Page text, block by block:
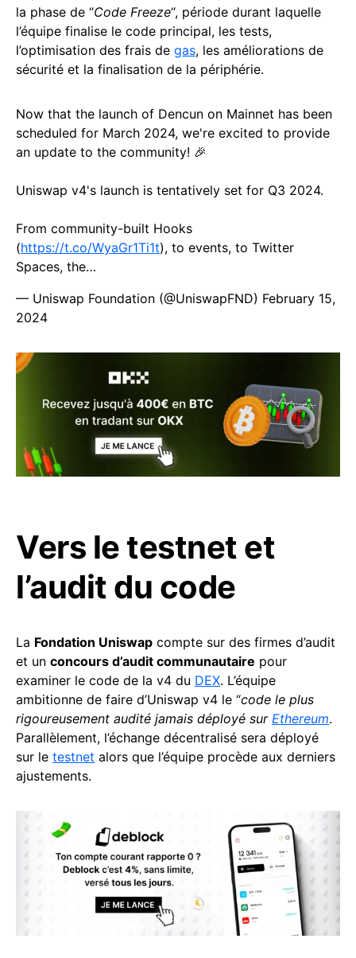
la phase de “Code Freeze“, période durant laquelle
l’équipe finalise le code principal, les tests,
l’optimisation des frais de gas, les améliorations de
sécurité et la finalisation de la périphérie.
Now that the launch of Dencun on Mainnet has been
scheduled for March 2024, we're excited to provide
an update to the community! 🎉
Uniswap v4's launch is tentatively set for Q3 2024.
From community-built Hooks
(https://t.co/WyaGr1Ti1t), to events, to Twitter
Spaces, the…
— Uniswap Foundation (@UniswapFND) February 15,
2024
Vers le testnet et
l’audit du code
La Fondation Uniswap compte sur des firmes d’audit
et un concours d’audit communautaire pour
examiner le code de la v4 du DEX. L’équipe
ambitionne de faire d’Uniswap v4 le “code le plus
rigoureusement audité jamais déployé sur Ethereum.
Parallèlement, l’échange décentralisé sera déployé
sur le testnet alors que l’équipe procède aux derniers
ajustements.